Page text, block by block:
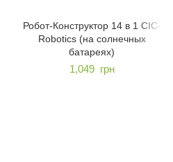
Робот-Конструктор 14 в 1 CIC-
Robotics (на солнечных
батареях)
1,049 грн